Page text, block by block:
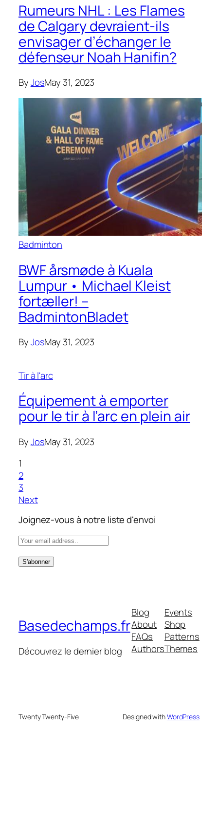
Rumeurs NHL : Les Flames
de Calgary devraient-ils
envisager d’échanger le
défenseur Noah Hanifin?
ByJosMay 31, 2023
Badminton
BWF årsmøde à Kuala
Lumpur • Michael Kleist
fortæller! –
BadmintonBladet
ByJosMay 31, 2023
Tir à l'arc
Équipement à emporter
pour le tir à l’arc en plein air
ByJosMay 31, 2023
1
2
3
Next
Joignez-vous à notre liste d'envoi
Basedechamps.fr
Découvrez le dernier blog
Blog
About
FAQs
Authors
Events
Shop
Patterns
Themes
Twenty Twenty-Five Designed withWordPress